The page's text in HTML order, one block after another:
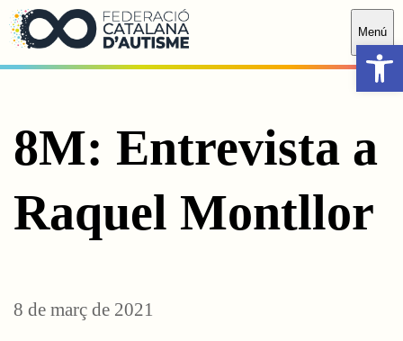
Saltar al contingut principal
Menú
8M: Entrevista a
Raquel Montllor
8 de març de 2021